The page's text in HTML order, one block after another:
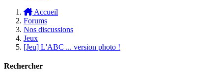
Accueil
Forums
Nos discussions
Jeux
[Jeu] L'ABC ... version photo !
Rechercher